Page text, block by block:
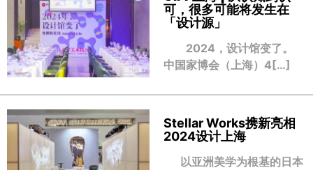
可，很多可能将发生在
「设计源」
2024，设计馆变了。
中国家博会（上海）4[…]
Stellar Works携新亮相
2024设计上海
以亚洲美学为根基的日本